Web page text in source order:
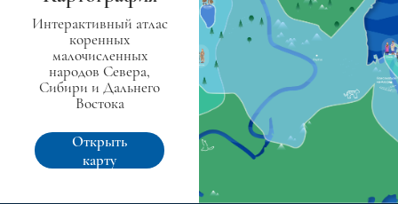
Интерактивный атлас
коренных
малочисленных
народов Севера,
Сибири и Дальнего
Востока
Открыть
карту